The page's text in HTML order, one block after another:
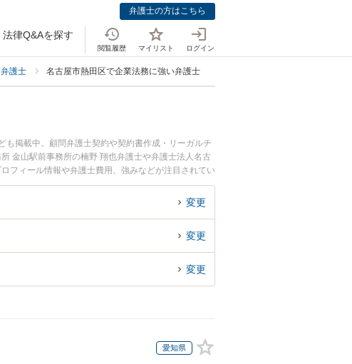
弁護士の方はこちら
法律Q&Aを探す
閲覧履歴 マイリスト ログイン
護士 名古屋市熱田区で企業法務に強い弁護士
掲載中。顧問弁護士契約や契約書作成・リーガルチ
金山駅前事務所の楠野 翔也弁護士や弁護士法人名古
フィール情報や弁護士費用、強みなどが注目されてい
解決の実績豊富な近くの弁護士を検索したい』『初回
す。
変更
変更
変更
愛知県